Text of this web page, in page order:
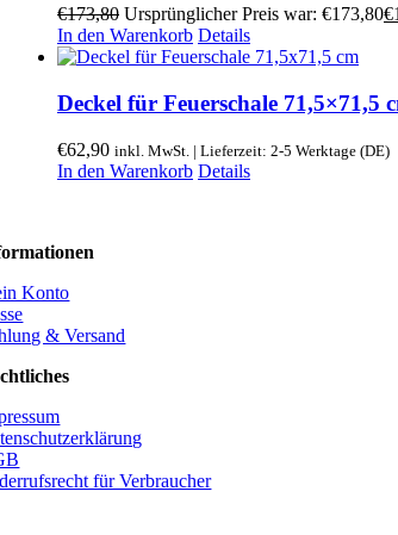
€173,80 Ursprünglicher Preis war: €173,80€
In den Warenkorb Details
Deckel für Feuerschale 71,5×71,5
€62,90 inkl. MwSt. | Lieferzeit: 2-5 Werktage (DE)
In den Warenkorb Details
Konto
& Versand
für Verbraucher